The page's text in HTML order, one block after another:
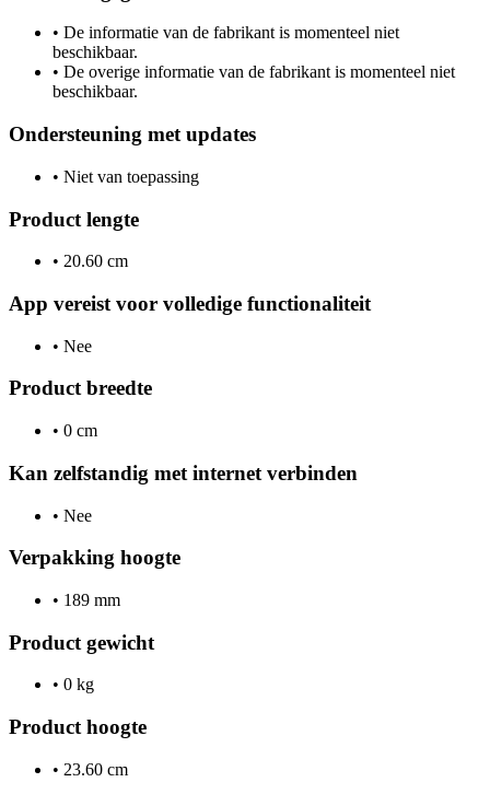
• De informatie van de fabrikant is momenteel niet
beschikbaar.
• De overige informatie van de fabrikant is momenteel niet
beschikbaar.
Ondersteuning met updates
• Niet van toepassing
Product lengte
• 20.60 cm
App vereist voor volledige functionaliteit
• Nee
Product breedte
• 0 cm
Kan zelfstandig met internet verbinden
• Nee
Verpakking hoogte
• 189 mm
Product gewicht
• 0 kg
Product hoogte
• 23.60 cm